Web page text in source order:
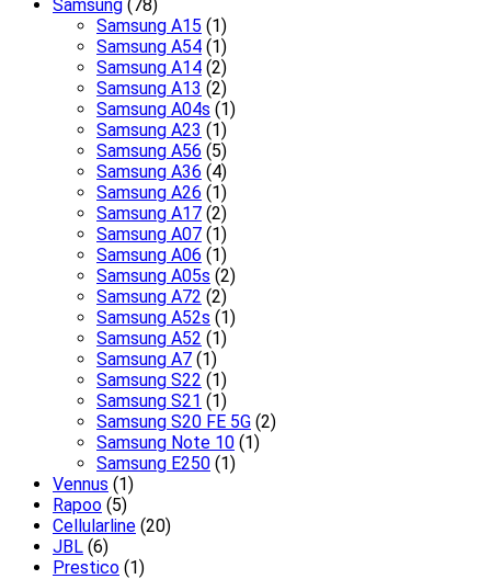
Samsung (78)
Samsung A15 (1)
Samsung A54 (1)
Samsung A14 (2)
Samsung A13 (2)
Samsung A04s (1)
Samsung A23 (1)
Samsung A56 (5)
Samsung A36 (4)
Samsung A26 (1)
Samsung A17 (2)
Samsung A07 (1)
Samsung A06 (1)
Samsung A05s (2)
Samsung A72 (2)
Samsung A52s (1)
Samsung A52 (1)
Samsung A7 (1)
Samsung S22 (1)
Samsung S21 (1)
Samsung S20 FE 5G (2)
Samsung Note 10 (1)
Samsung E250 (1)
Vennus (1)
Rapoo (5)
Cellularline (20)
JBL (6)
Prestico (1)